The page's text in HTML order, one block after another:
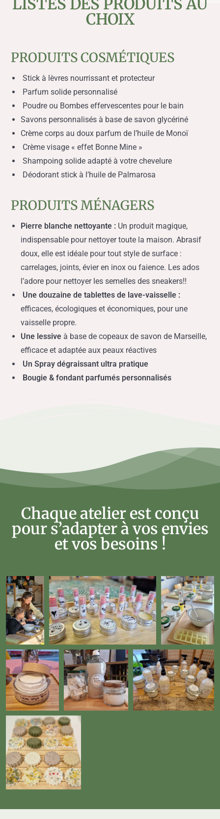
CHOIX
PRODUITS COSMÉTIQUES
Stick à lèvres nourrissant et protecteur
Parfum solide personnalisé
Poudre ou Bombes effervescentes pour le bain
Savons personnalisés à base de savon glycériné
Crème corps au doux parfum de l’huile de Monoï
Crème visage « effet Bonne Mine »
Shampoing solide adapté à votre chevelure
Déodorant stick à l’huile de Palmarosa
PRODUITS MÉNAGERS
Pierre blanche nettoyante : Un produit magique,
indispensable pour nettoyer toute la maison. Abrasif
doux, elle est idéale pour tout style de surface :
carrelages, joints, évier en inox ou faience. Les ados
l’adore pour nettoyer les semelles des sneakers!!
Une douzaine de tablettes de lave-vaisselle :
efficaces, écologiques et économiques, pour une
vaisselle propre.
Une lessive à base de copeaux de savon de Marseille,
efficace et adaptée aux peaux réactives
Un Spray dégraissant ultra pratique
Bougie & fondant parfumés personnalisés
Chaque atelier est conçu
pour s’adapter à vos envies
et vos besoins !